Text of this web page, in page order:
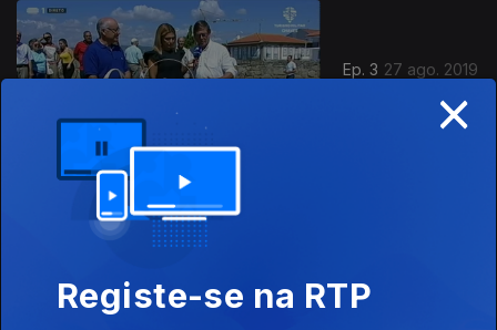
Ep. 3 27 ago. 2019
Torres Vedras
×
Registe-se na RTP